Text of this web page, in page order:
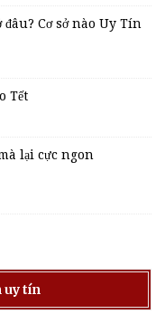
Cơ sở nào Uy Tín
Tết
lại cực ngon
uy tín